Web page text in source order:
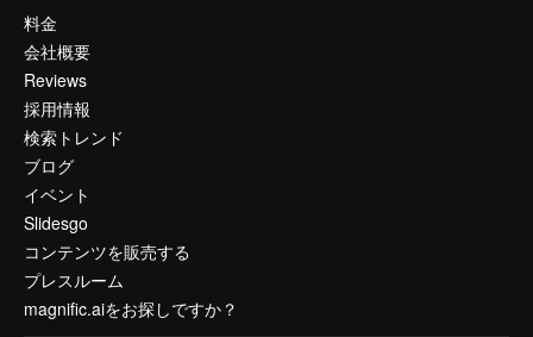
料金
会社概要
Reviews
採用情報
検索トレンド
ブログ
イベント
Slidesgo
コンテンツを販売する
プレスルーム
magnific.aiをお探しですか？